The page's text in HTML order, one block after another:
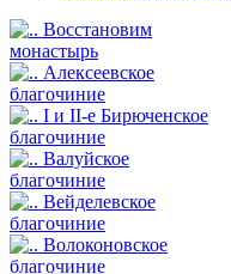
Восстановим
монастырь
Алексеевское
благочиние
I и II-е Бирюченское
благочиние
Валуйское
благочиние
Вейделевское
благочиние
Волоконовское
благочиние